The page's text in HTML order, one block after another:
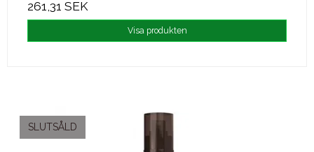
261,31 SEK
Visa produkten
SLUTSÅLD